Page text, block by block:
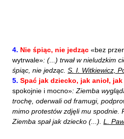
4. Nie śpiąc, nie jedząc «bez
wytrwale»: (...) trwał w nieludzkim
śpiąc, nie jedząc. S. I. Witkiewicz,
5. Spać jak dziecko, jak anioł, jak
spokojnie i mocno»: Ziemba
trochę, oderwali od framugi,
mimo protestów zdjęli mu spodnie.
Ziemba spał jak dziecko (...). L.